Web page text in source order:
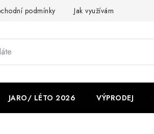
podmínky Jak využíváme cookies
JARO/ LÉTO 2026 VÝPRODEJ